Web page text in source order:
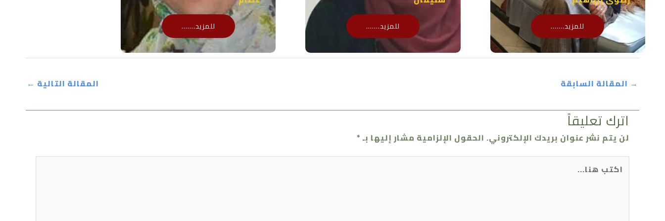
للمزيد....... للمزيد....... للمزيد.......
→ المقالة السابقة المقالة التالية ←
اترك تعليقاً
لن يتم نشر عنوان بريدك الإلكتروني. الحقول الإلزامية مشار إليها بـ*
اكتب
هنا...